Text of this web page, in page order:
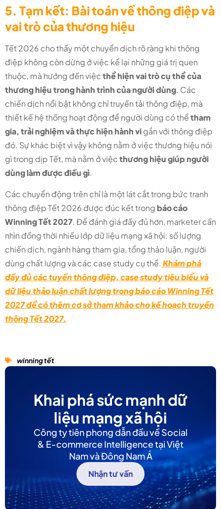
5. Tạm kết: Bài toán về thông điệp và
vai trò của thương hiệu
Tết 2026 cho thấy một chuyển dịch rõ ràng khi thông
điệp không còn dừng ở việc kể lại những giá trị quen
thuộc, mà hướng đến việcthể hiện vai trò cụ thể của
thương hiệu trong hành trình của người dùng. Các
chiến dịch nổi bật không chỉ truyền tải thông điệp, mà
thiết kế hệ thống hoạt động để người dùng có thểtham
gia, trải nghiệm và thực hiện hành vigắn với thông điệp
đó. Sự khác biệt vì vậy không nằm ở việc thương hiệu nói
gì trong dịp Tết, mà nằm ở việcthương hiệu giúp người
dùng làm được điều gì.
Các chuyển động trên chỉ là một lát cắt trong bức tranh
thông điệp Tết 2026 được đúc kết trong báo cáo
Winning Tết 2027. Để đánh giá đầy đủ hơn, marketer cần
nhìn đồng thời nhiều lớp dữ liệu mạng xã hội: số lượng
chiến dịch, ngành hàng tham gia, tổng thảo luận, người
dùng chất lượng và các case study cụ thể. Khám phá
đầy đủ các tuyến thông điệp, case study tiêu biểu và
dữ liệu thảo luận chất lượng trong báo cáo Winning Tết
2027 để có thêm cơ sở tham khảo cho kế hoạch truyền
thông Tết 2027.
winning tết
Khai phá sức mạnh dữ
liệu mạng xã hội
Công ty tiên phong dẫn đầu về Social
& E-commerce Intelligence tại Việt
Nam và Đông Nam Á
Nhận tư vấn